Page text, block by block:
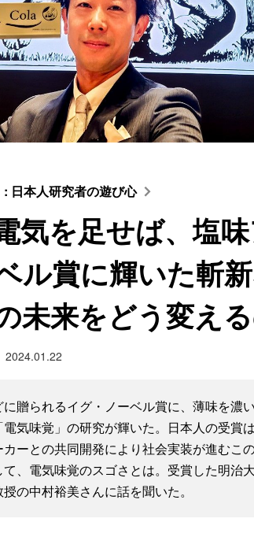
日本人研究者の遊び心
気を足せば、塩味
ル賞に輝いた斬
未来をどう変え
2024.01.22
贈られるイグ・ノーベル賞に、薄味を濃
気味覚」の研究が輝いた。日本人の受賞
ーとの共同開発により社会実装が進むこ
、電気味覚のスゴさとは。受賞した明治
の中村裕美さんに話を聞いた。